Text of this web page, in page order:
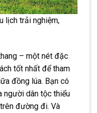
lịch trải nghiệm,
– một nét đặc
tốt nhất để tham
đồng lúa. Bạn có
người dân tộc thiểu
đường đi. Và